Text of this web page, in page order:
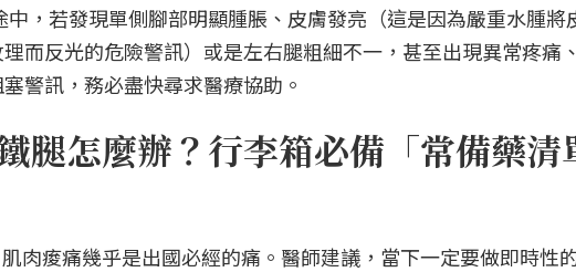
中，若發現單側腳部明顯腫脹、皮膚發亮（這是因為嚴重水腫將
而反光的危險警訊）或是左右腿粗細不一，甚至出現異常疼痛
警訊，務必盡快尋求醫療協助。
腿怎麼辦？行李箱必備「常備藥清
肉痠痛幾乎是出國必經的痛。醫師建議，當下一定要做即時性